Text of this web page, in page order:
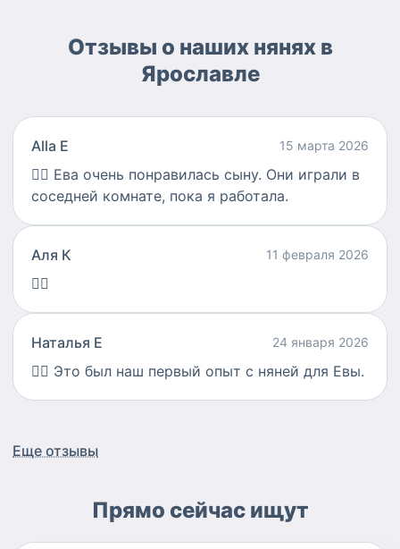
Отзывы о наших нянях в
Ярославле
Alla E 15 марта 2026
👍🏻 Ева очень понравилась сыну. Они играли в
соседней комнате, пока я работала.
Аля К 11 февраля 2026
👍🏻
Наталья Е 24 января 2026
👍🏻 Это был наш первый опыт с няней для Евы.
Еще отзывы
Прямо сейчас ищут